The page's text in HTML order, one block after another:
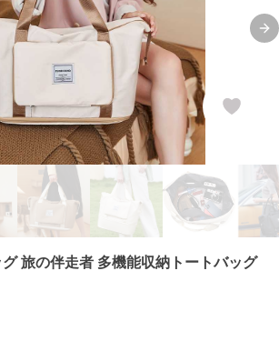
旅の伴走者 多機能収納トートバッグ